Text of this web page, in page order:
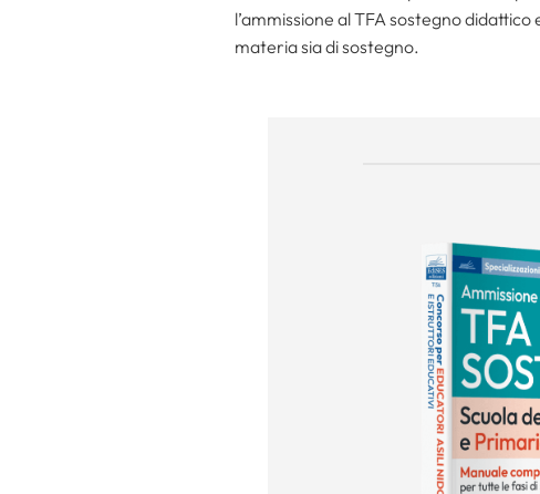
l’ammissione al TFA sostegno
materia sia di sostegno.